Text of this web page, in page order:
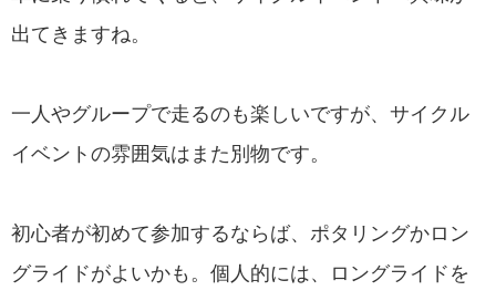
出てきますね。
一人やグループで走るのも楽しいですが、サイクル
イベントの雰囲気はまた別物です。
初心者が初めて参加するならば、ポタリングかロン
グライドがよいかも。個人的には、ロングライドを